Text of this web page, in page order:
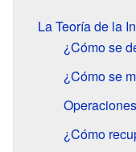
La Teoría de la
¿Cómo se
¿Cómo se
¿Cómo